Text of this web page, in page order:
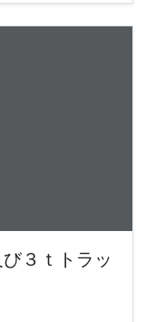
３ｔトラッ